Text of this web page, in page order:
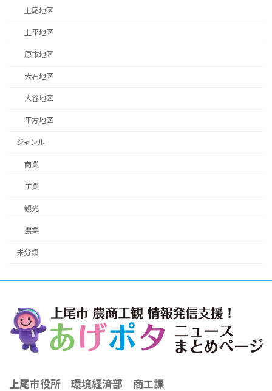
上尾地区
上平地区
原市地区
大石地区
大谷地区
平方地区
ジャンル
商業
工業
観光
農業
未分類
上尾市役所 環境経済部 商工課